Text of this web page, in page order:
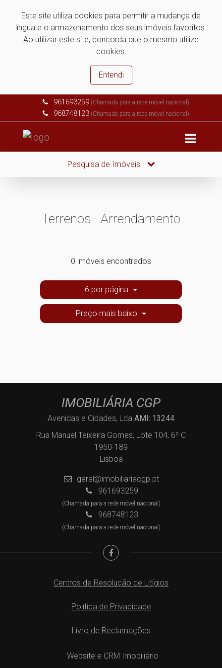
Este site utiliza cookies para permitir a mudança de
língua e o armazenamento dos seus imóveis favoritos.
Ao utilizar este site, concorda que o mesmo utilize
cookies.
Entendi
961693259 (Chamada para a rede móvel nacional)
968748123 (Chamada para a rede móvel nacional)
Pesquisa de Imóveis
Terrenos - Arrendamento
0 imóveis encontrados
6 por página
Preço mais baixo
IMOBILIÁRIA CGP
Avenidas e Cidades, Lda AMI: 13244
Rua Manuel Teixeira Gomes, Lote 104, 6º C
1950-189
Lisboa
geral@imobiliariacgp.pt
961693259
(Chamada para a rede móvel nacional)
968748123
(Chamada para a rede móvel nacional)
Centros de Resolução de Litígios
Política de Privacidade
Livro de Reclamações
Website e CRM Imobiliário